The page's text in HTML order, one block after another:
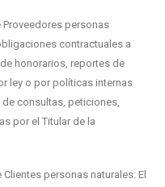
personas
contractuales a
honorarios, reportes de
ley o por políticas internas
consultas, peticiones,
por el Titular de la
personas naturales: El